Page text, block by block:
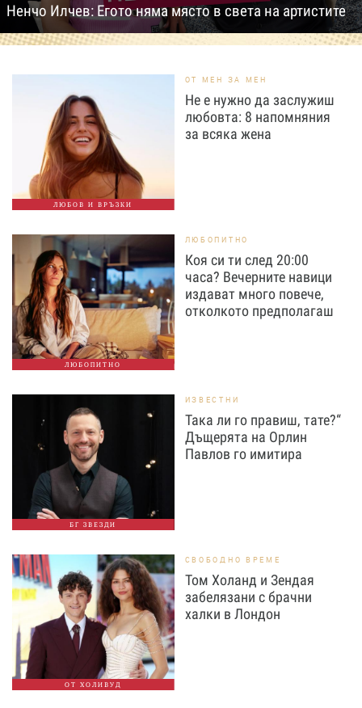
Ненчо Илчев: Егото няма място в света на артистите
ЛЮБОВ И ВРЪЗКИ
ОТ МЕН ЗА МЕН
Не е нужно да заслужиш
любовта: 8 напомняния
за всяка жена
ЛЮБОПИТНО
ЛЮБОПИТНО
Коя си ти след 20:00
часа? Вечерните навици
издават много повече,
отколкото предполагаш
БГ ЗВЕЗДИ
ИЗВЕСТНИ
Така ли го правиш, тате?“
Дъщерята на Орлин
Павлов го имитира
ОТ ХОЛИВУД
СВОБОДНО ВРЕМЕ
Том Холанд и Зендая
забелязани с брачни
халки в Лондон